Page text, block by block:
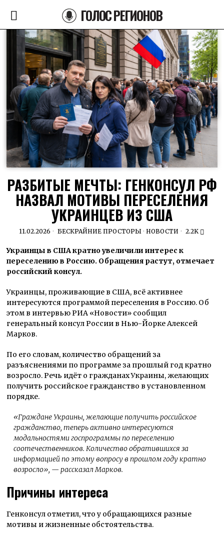
ГОЛОС РЕГИОНОВ
РАЗБИТЫЕ МЕЧТЫ: ГЕНКОНСУЛ РФ
НАЗВАЛ МОТИВЫ ПЕРЕСЕЛЕНИЯ
УКРАИНЦЕВ ИЗ США
11.02.2026 БЕСКРАЙНИЕ ПРОСТОРЫ · НОВОСТИ 2.2K
Украинцы в США кратно увеличили интерес к
переселению в Россию. Обращения растут, отмечает
российский консул.
Украинцы, проживающие в США, всё активнее
интересуются программой переселения в Россию. Об
этом в интервью РИА «Новости» сообщил
генеральный консул России в Нью-Йорке Алексей
Марков.
По его словам, количество обращений за
разъяснениями по программе за прошлый год кратно
возросло. Речь идёт о гражданах Украины, желающих
получить российское гражданство в установленном
порядке.
«Граждане Украины, желающие получить российское
гражданство, теперь активно интересуются
модальностями госпрограммы по переселению
соотечественников. Количество обратившихся за
информацией по этому вопросу в прошлом году кратно
возросло», — рассказал Марков.
Причины интереса
Генконсул отметил, что у обращающихся разные
мотивы и жизненные обстоятельства.